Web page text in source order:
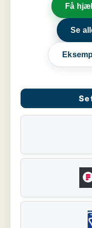
Få
Se
Se